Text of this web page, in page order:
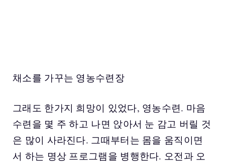
채소를 가꾸는 영농수련장
그래도 한가지 희망이 있었다, 영농수련. 마음
수련을 몇 주 하고 나면 앉아서 눈 감고 버릴 것
은 많이 사라진다. 그때부터는 몸을 움직이면
서 하는 명상 프로그램을 병행한다. 오전과 오